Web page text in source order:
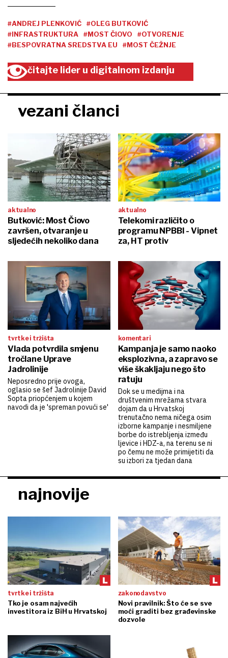
#ANDREJ PLENKOVIĆ
#OLEG BUTKOVIĆ
#INFRASTRUKTURA
#MOST ČIOVO
#OTVORENJE
#BESPOVRATNA SREDSTVA EU
#MOST ČEŽNJE
čitajte lider u digitalnom izdanju
vezani članci
aktualno
Butković: Most Čiovo
završen, otvaranje u
sljedećih nekoliko dana
aktualno
Telekomi različito o
programu NPBBI - Vipnet
za, HT protiv
tvrtke i tržišta
Vlada potvrdila smjenu
tročlane Uprave
Jadrolinije
Neposredno prije ovoga,
oglasio se šef Jadrolinije David
Sopta priopćenjem u kojem
navodi da je 'spreman povući se'
komentari
Kampanja je samo naoko
eksplozivna, a zapravo se
više škakljaju nego što
ratuju
Dok se u medijma i na
društvenim mrežama stvara
dojam da u Hrvatskoj
trenutačno nema ničega osim
izborne kampanje i nesmiljene
borbe do istrebljenja između
ljevice i HDZ-a, na terenu se ni
po čemu ne može primijetiti da
su izbori za tjedan dana
najnovije
tvrtke i tržišta
Tko je osam najvećih
investitora iz BiH u Hrvatskoj
zakonodavstvo
Novi pravilnik: Što će se sve
moći graditi bez građevinske
dozvole